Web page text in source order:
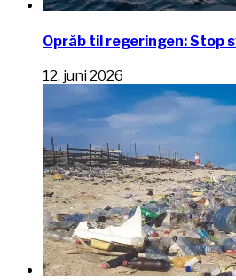
Opråb til regeringen: Stop
12. juni 2026